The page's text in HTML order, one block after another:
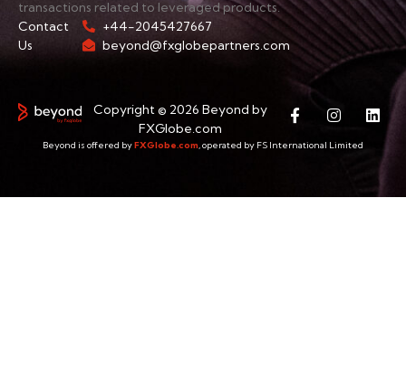
transactions related to leveraged products.
Contact
Us
+44-2045427667
beyond@fxglobepartners.com
Copyright © 2026 Beyond by
FXGlobe.com
Beyond is offered byFXGlobe.com, operated by FS International Limited